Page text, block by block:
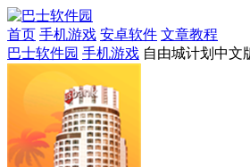
首页 手机游戏 安卓软件 文章教程
巴士软件园 手机游戏 自由城计划中文